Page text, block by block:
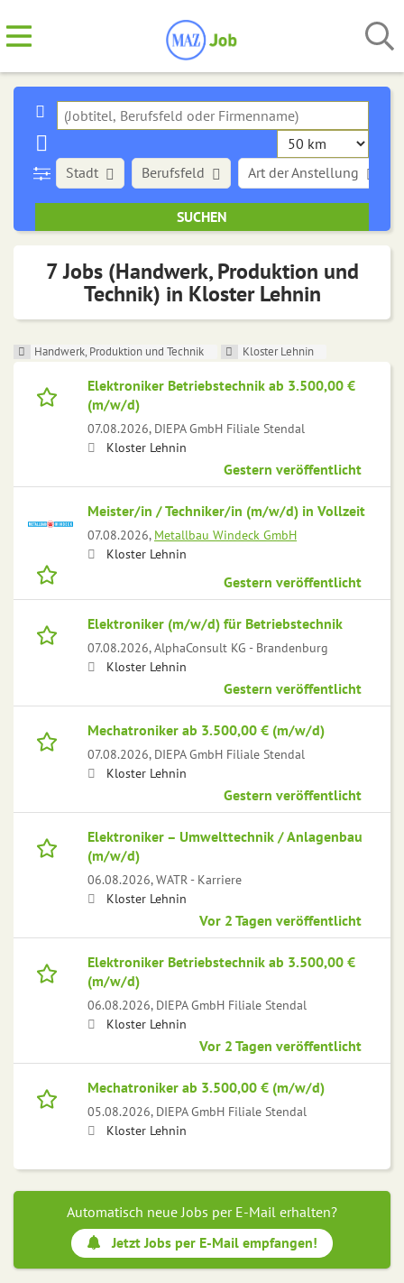
Stadt Art der Anstellung
Berufsfeld
7 Jobs (Handwerk, Produktion und
Technik) in Kloster Lehnin
Handwerk, Produktion und Technik Kloster Lehnin
Elektroniker Betriebstechnik ab 3.500,00 €
(m/w/d)
07.08.2026, DIEPA GmbH Filiale Stendal
Kloster Lehnin
Gestern veröffentlicht
Meister/in / Techniker/in (m/w/d) in Vollzeit
07.08.2026, Metallbau Windeck GmbH
Kloster Lehnin
Gestern veröffentlicht
Elektroniker (m/w/d) für Betriebstechnik
07.08.2026,AlphaConsult KG - Brandenburg
Kloster Lehnin
Gestern veröffentlicht
Mechatroniker ab 3.500,00 € (m/w/d)
07.08.2026, DIEPA GmbH Filiale Stendal
Kloster Lehnin
Gestern veröffentlicht
Elektroniker – Umwelttechnik / Anlagenbau
(m/w/d)
06.08.2026,WATR - Karriere
Kloster Lehnin
Vor 2 Tagen veröffentlicht
Elektroniker Betriebstechnik ab 3.500,00 €
(m/w/d)
06.08.2026, DIEPA GmbH Filiale Stendal
Kloster Lehnin
Vor 2 Tagen veröffentlicht
Mechatroniker ab 3.500,00 € (m/w/d)
05.08.2026, DIEPA GmbH Filiale Stendal
Kloster Lehnin
Automatisch neue Jobs per E-Mail erhalten?
Jetzt Jobs per E-Mail empfangen!